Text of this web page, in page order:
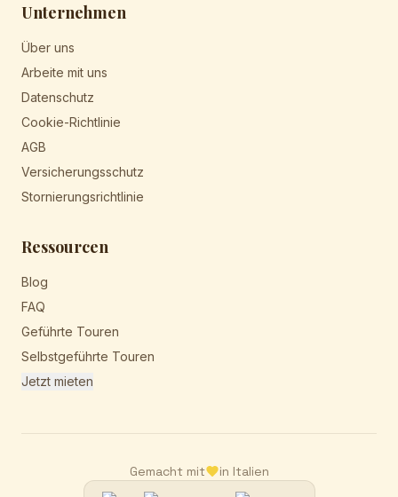
Unternehmen
Über uns
Arbeite mit uns
Datenschutz
Cookie-Richtlinie
AGB
Versicherungsschutz
Stornierungsrichtlinie
Ressourcen
Blog
FAQ
Geführte Touren
Selbstgeführte Touren
Jetzt mieten
Gemacht mit in Italien